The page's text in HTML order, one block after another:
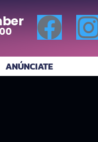
ANÚNCIATE